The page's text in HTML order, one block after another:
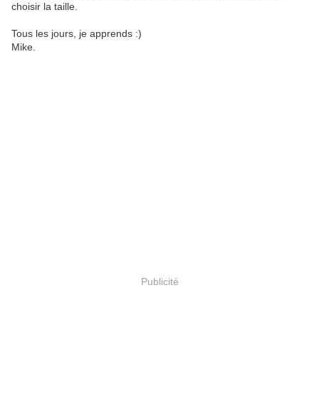
choisir la taille.
Tous les jours, je apprends :)
Mike.
Publicité